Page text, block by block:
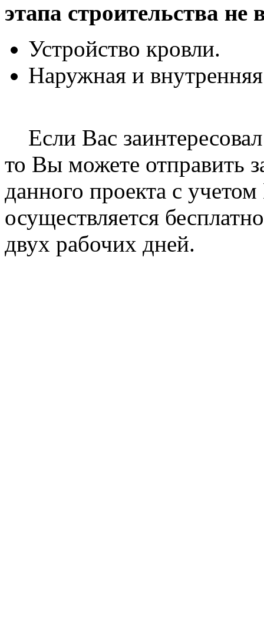
этапа строительства не
Устройство кровли.
Наружная и
Если Вас
то Вы можете отправить
данного проекта с
осуществляется
двух рабочих дней.